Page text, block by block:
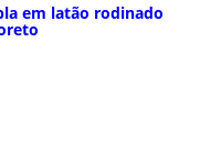
em latão rodinado